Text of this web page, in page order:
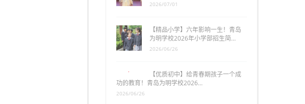
2026/07/01
【精品小学】六年影响一生！青岛
为明学校2026年小学部招生简…
2026/06/26
【优质初中】给青春期孩子一个成
功的教育！青岛为明学校2026…